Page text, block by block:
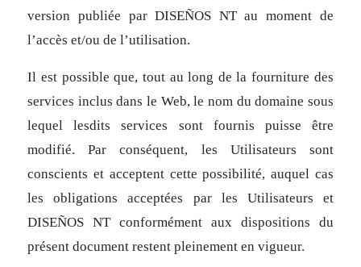
version publiée par DISEÑOS NT au moment de
l’accès et/ou de l’utilisation.
Il est possible que, tout au long de la fourniture des
services inclus dans le Web, le nom du domaine sous
lequel lesdits services sont fournis puisse être
modifié. Par conséquent, les Utilisateurs sont
conscients et acceptent cette possibilité, auquel cas
les obligations acceptées par les Utilisateurs et
DISEÑOS NT conformément aux dispositions du
présent document restent pleinement en vigueur.